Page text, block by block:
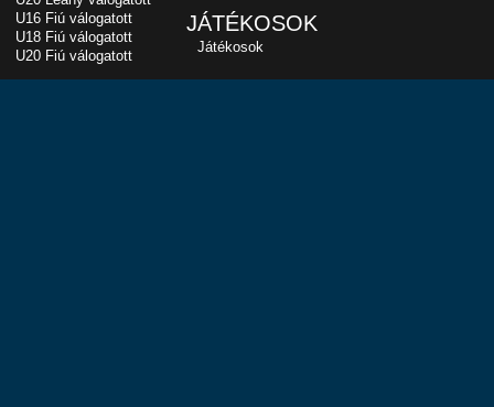
U16 Fiú válogatott
U18 Fiú válogatott
U20 Fiú válogatott
JÁTÉKOSOK
Játékosok